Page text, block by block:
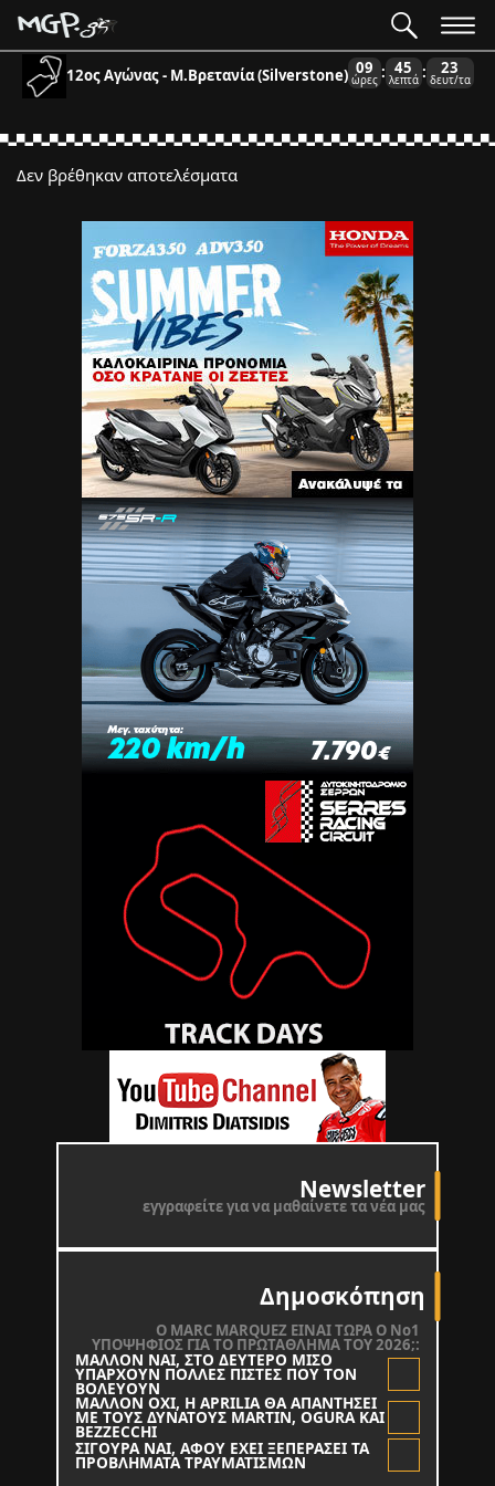
12ος Αγώνας - Μ.Βρετανία (Silverstone) 09
ώρες : 45
λεπτά : 23
δευτ/τα
Newsletter
εγγραφείτε για να μαθαίνετε τα νέα μας
Δημοσκόπηση
O MARC MARQUEZ ΕΙΝΑΙ ΤΩΡΑ Ο Νο1
ΥΠΟΨΗΦΙΟΣ ΓΙΑ ΤΟ ΠΡΩΤΑΘΛΗΜΑ ΤΟΥ 2026;:
ΜΑΛΛΟΝ ΝΑΙ, ΣΤΟ ΔΕΥΤΕΡΟ ΜΙΣΟ
ΥΠΑΡΧΟΥΝ ΠΟΛΛΕΣ ΠΙΣΤΕΣ ΠΟΥ ΤΟΝ
ΒΟΛΕΥΟΥΝ
ΜΑΛΛΟΝ ΟΧΙ, Η APRILIA ΘΑ ΑΠΑΝΤΗΣΕΙ
ΜΕ ΤΟΥΣ ΔΥΝΑΤΟΥΣ MARTIN, OGURA KAI
BEZZECCHI
ΣΙΓΟΥΡΑ ΝΑΙ, ΑΦΟΥ ΕΧΕΙ ΞΕΠΕΡΑΣΕΙ ΤΑ
ΠΡΟΒΛΗΜΑΤΑ ΤΡΑΥΜΑΤΙΣΜΩΝ
Δεν βρέθηκαν αποτελέσματα